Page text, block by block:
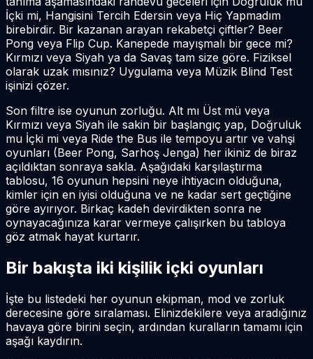
İçki mi, Hangisini Tercih Edersin veya Hiç Yapmadım
birebirdir. Bir kazanan arayan rekabetçi çiftler? Beer
Pong veya Flip Cup. Kanepede mayışmalı bir gece mi?
Kırmızı veya Siyah ya da Savaş tam size göre. Fiziksel
olarak uzak mısınız? Uygulama veya Müzik Blind Test
işinizi çözer.
Son filtre ise oyunun zorluğu. Alt mı Üst mü veya
Kırmızı veya Siyah ile sakin bir başlangıç yap, Doğruluk
mu İçki mi veya Ride the Bus ile tempoyu artır ve vahşi
oyunları (Beer Pong, Sarhoş Jenga) her ikiniz de biraz
açıldıktan sonraya sakla. Aşağıdaki karşılaştırma
tablosu, 16 oyunun hepsini neye ihtiyacın olduğuna,
kimler için en iyisi olduğuna ve ne kadar sert geçtiğine
göre ayırıyor. Birkaç kadeh devirdikten sonra ne
oynayacağınıza karar vermeye çalışırken bu tabloya
göz atmak hayat kurtarır.
Bir bakışta iki kişilik içki oyunları
İşte bu listedeki her oyunun ekipman, mod ve zorluk
derecesine göre sıralaması. Elinizdekilere veya aradığınız
havaya göre birini seçin, ardından kuralların tamamı için
aşağı kaydırın.